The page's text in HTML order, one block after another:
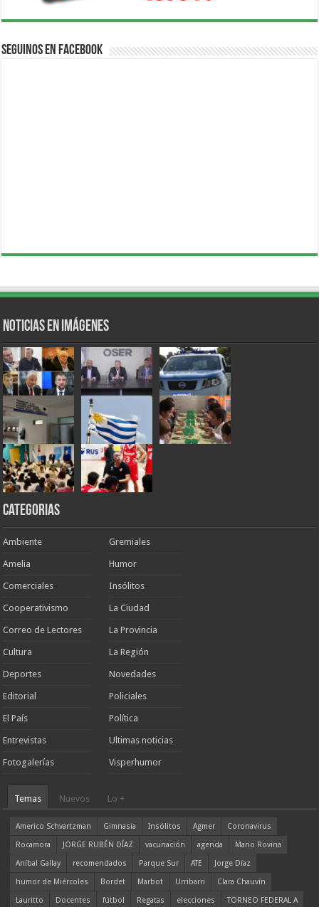
Seguinos en Facebook
Noticias en Imágenes
Categorias
Ambiente
Amelia
Comerciales
Cooperativismo
Correo de Lectores
Cultura
Deportes
Editorial
El País
Entrevistas
Fotogalerías
Gremiales
Humor
Insólitos
La Ciudad
La Provincia
La Región
Novedades
Policiales
Política
Ultimas noticias
Visperhumor
Temas Nuevos Lo +
Americo Schvartzman Gimnasia Insólitos Agmer
Coronavirus
Rocamora
JORGE RUBÉN DÍAZ vacunación agenda
Mario Rovina
Aníbal Gallay
recomendados Parque Sur ATE
Jorge Díaz
humor de Miércoles
Bordet Marbot Urribarri
Clara Chauvín
Lauritto
Docentes fútbol Regatas elecciones TORNEO FEDERAL A